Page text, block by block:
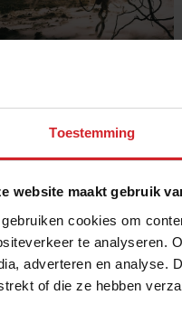
Toestemming
website maakt gebruik
cookies om
te analyseren.
adverteren en analyse.
of die ze hebben
mag dat?
9 mei 2014| 1 min